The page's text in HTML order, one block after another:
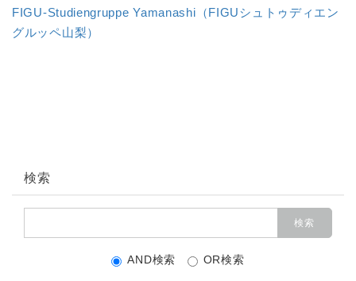
30世紀
に入るまでは・・・」となっています
が、正しくは「・・・少なくとも
さまのサポートは翻訳や書籍出版に非常き大きな
い範囲内で、今後ともご協力いただければ幸いで
す。「真実の教え」が多くの人たちに届き、平和
がもたらされることを願いながら。
FIGU-Studiengruppe Yamanashi（FIGUシュトゥディエン
グルッペ山梨）
検索
AND検索 OR検索